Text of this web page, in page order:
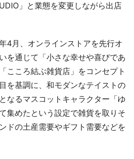
」と業態を変更しながら出店
4月、オンラインストアを先行オ
を通じて「小さな幸せや喜びであ
こころ結ぶ雑貨店」をコンセプト
を基調に、和モダンなテイストの
なるマスコットキャラクター「ゆ
集めたという設定で雑貨を取りそ
ドの土産需要やギフト需要などを